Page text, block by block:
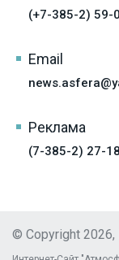
(+7-385-2) 59-
Email
Реклама
(7-385-2) 27-
© Copyright 2026,